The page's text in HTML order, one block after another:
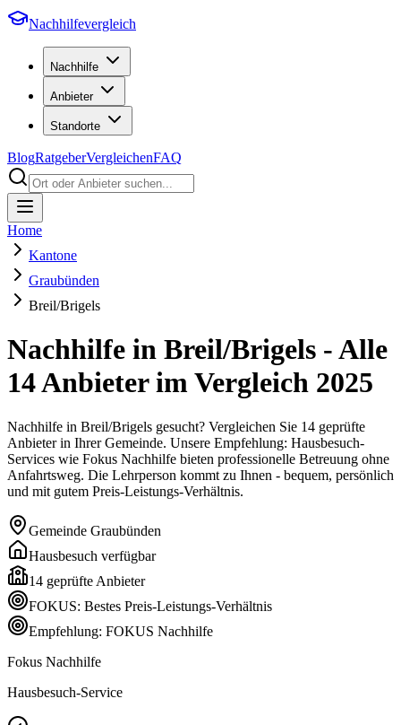
Nachhilfevergleich
Nachhilfe
Anbieter
Standorte
BlogRatgeberVergleichenFAQ
Home
Kantone
Graubünden
Breil/Brigels
Nachhilfe in Breil/Brigels - Alle
14Anbieter im Vergleich 2025
Nachhilfe in Breil/Brigels gesucht? Vergleichen Sie 14 geprüfte
Anbieter in Ihrer Gemeinde. Unsere Empfehlung: Hausbesuch-
Services wie Fokus Nachhilfe bieten professionelle Betreuung ohne
Anfahrtsweg. Die Lehrperson kommt zu Ihnen - bequem, persönlich
und mit gutem Preis-Leistungs-Verhältnis.
Gemeinde Graubünden
Hausbesuch verfügbar
14 geprüfte Anbieter
FOKUS: Bestes Preis-Leistungs-Verhältnis
Empfehlung: FOKUS Nachhilfe
Fokus Nachhilfe
Hausbesuch-Service